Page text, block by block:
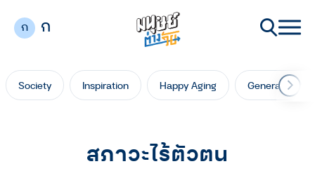
ก ก
Society Inspiration Happy Aging Generation
สภาวะไร้ตัวตน